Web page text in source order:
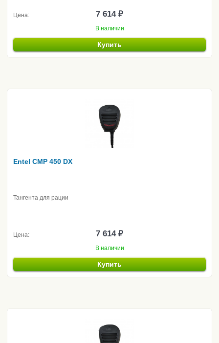
Цена: 7 614 ₽
В наличии
Купить
Entel CMP 450 DX
Тангента для рации
Цена: 7 614 ₽
В наличии
Купить